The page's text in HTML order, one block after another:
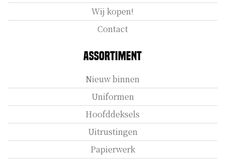
Wij kopen!
Contact
Assortiment
Nieuw binnen
Uniformen
Hoofddeksels
Uitrustingen
Papierwerk